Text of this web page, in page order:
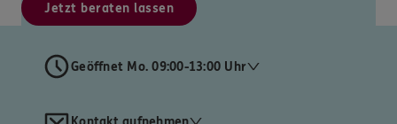
Jetzt beraten lassen
Geöffnet Mo. 09:00-13:00 Uhr